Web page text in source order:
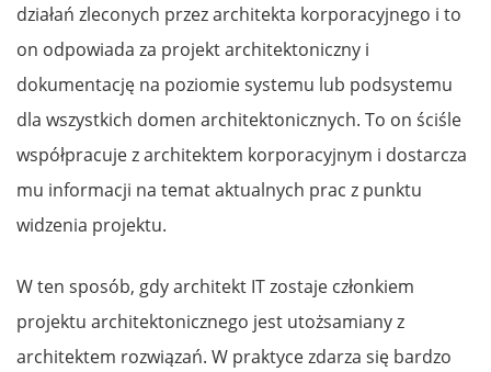
działań zleconych przez architekta korporacyjnego i to
on odpowiada za projekt architektoniczny i
dokumentację na poziomie systemu lub podsystemu
dla wszystkich domen architektonicznych. To on ściśle
współpracuje z architektem korporacyjnym i dostarcza
mu informacji na temat aktualnych prac z punktu
widzenia projektu.
W ten sposób, gdy architekt IT zostaje członkiem
projektu architektonicznego jest utożsamiany z
architektem rozwiązań. W praktyce zdarza się bardzo